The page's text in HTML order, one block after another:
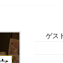
ゲス